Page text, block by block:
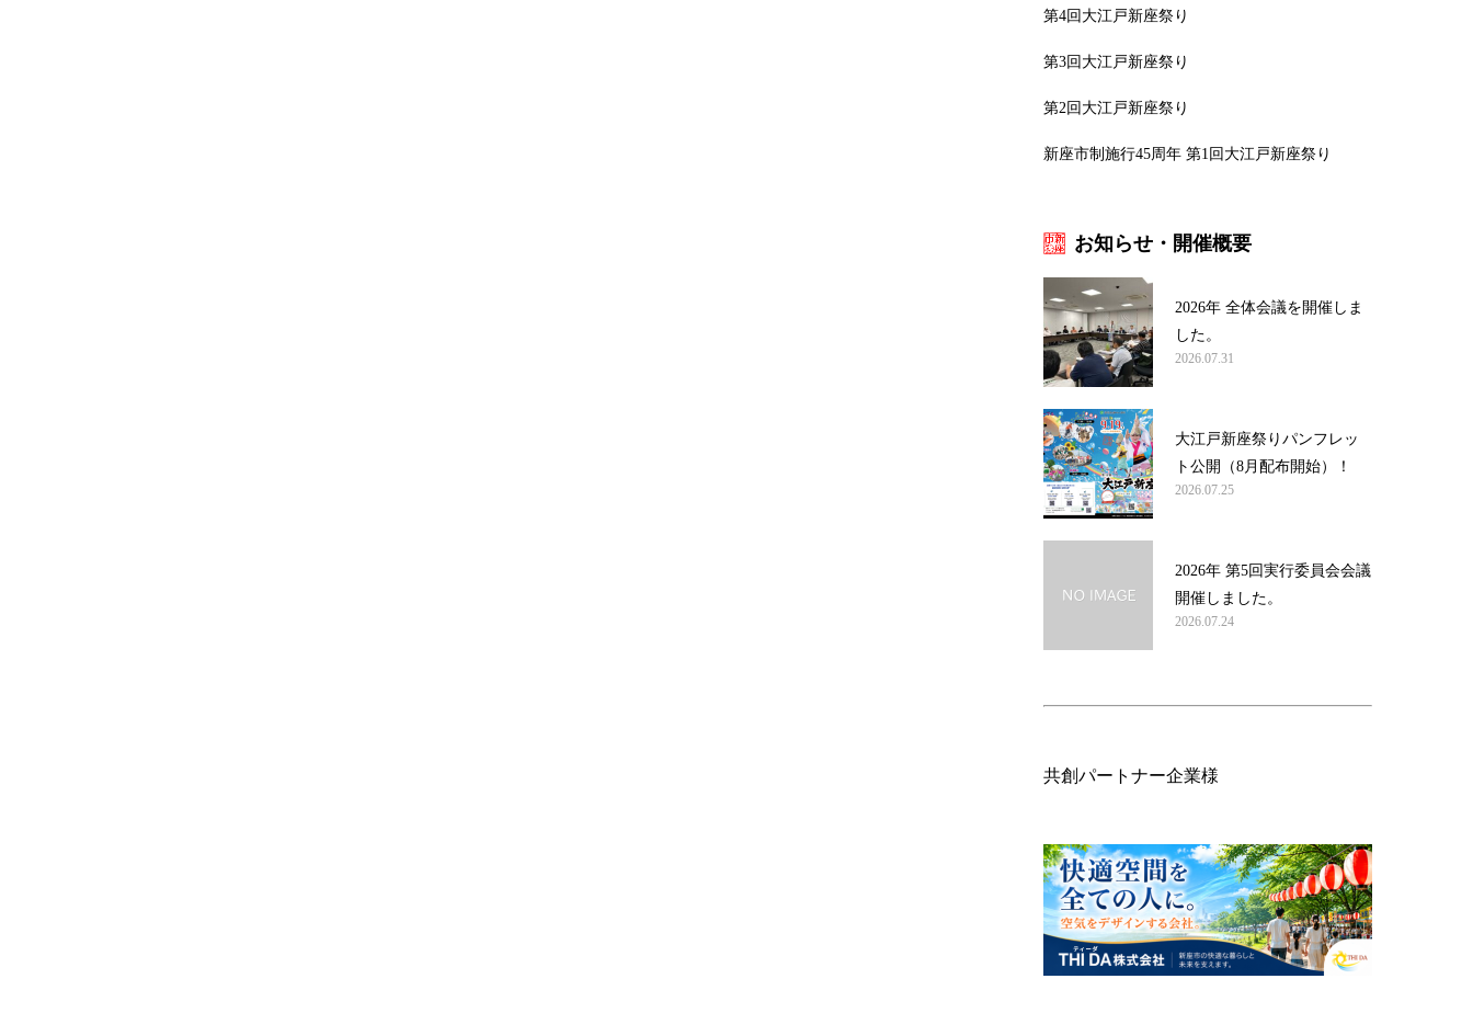
第4回大江戸新座祭り
第3回大江戸新座祭り
第2回大江戸新座祭り
新座市制施行45周年 第1回大江戸新座祭り
お知らせ・開催概要
2026年 全体会議を開催しま
した。
2026.07.31
大江戸新座祭りパンフレッ
ト公開（8月配布開始）！
2026.07.25
2026年 第5回実行委員会会議
開催しました。
2026.07.24
共創パートナー企業様